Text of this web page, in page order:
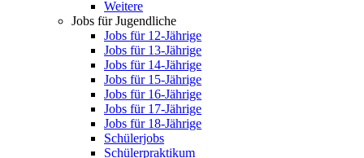
Weitere
Jobs für Jugendliche
Jobs für 12-Jährige
Jobs für 13-Jährige
Jobs für 14-Jährige
Jobs für 15-Jährige
Jobs für 16-Jährige
Jobs für 17-Jährige
Jobs für 18-Jährige
Schülerjobs
Schülerpraktikum